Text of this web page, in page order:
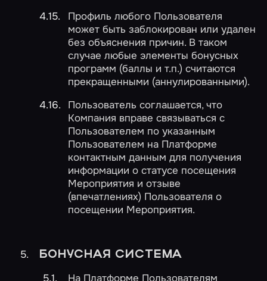
Профиль любого Пользователя
может быть заблокирован или удален
без объяснения причин. В таком
случае любые элементы бонусных
программ (баллы и т.п.) считаются
прекращенными (аннулированными).
Пользователь соглашается, что
Компания вправе связываться с
Пользователем по указанным
Пользователем на Платформе
контактным данным для получения
информации о статусе посещения
Мероприятия и отзыве
(впечатлениях) Пользователя о
посещении Мероприятия.
БОНУСНАЯ СИСТЕМА
На Платформе Пользователям